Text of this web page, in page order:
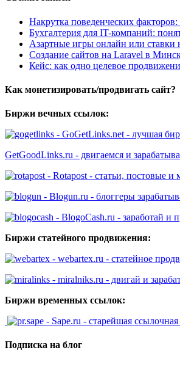
Накрутка поведенческих
Бухгалтерия для IT-компаний:
Азартные игры онлайн или ставки
Создание сайтов на Laravel в
Кейс: как одно целевое
Как монетизировать/продвигать сайт?
Биржи вечных ссылок:
- GoGetLinks.net - лучшая
GetGoodLinks.ru - двигаемся и
- Rotapost - статьи, постовые и
- Blogun.ru - блоггеры
- BlogoCash.ru - заработай и
Биржи статейного продвижения:
- webartex.ru - статейное
- miralniks.ru - двигай и
Биржи временных ссылок:
- Sape.ru - старейшая
Подписка на блог